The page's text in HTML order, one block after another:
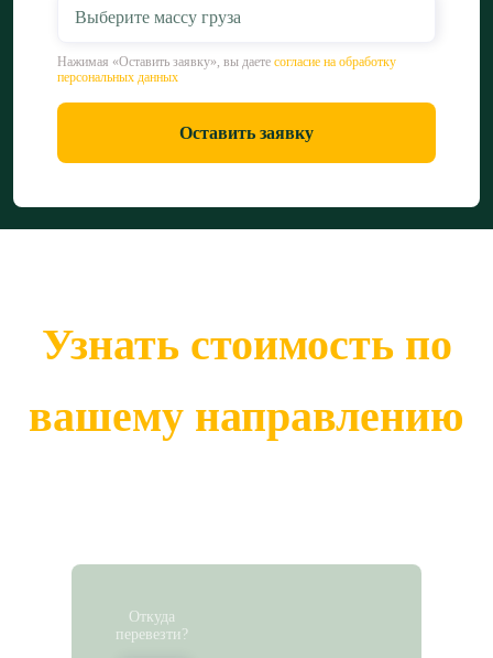
Выберите массу груза
Нажимая «Оставить заявку», вы даете согласие на обработку
персональных данных
Оставить заявку
Узнать стоимость по
вашему направлению
Откуда
перевезти?